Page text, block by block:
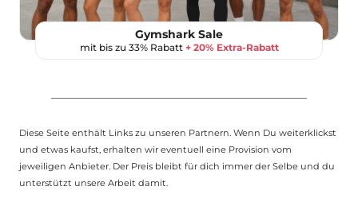
Gymshark Sale
mit bis zu 33% Rabatt + 20% Extra-Rabatt
Diese Seite enthält Links zu unseren Partnern. Wenn Du weiterklickst
und etwas kaufst, erhalten wir eventuell eine Provision vom
jeweiligen Anbieter. Der Preis bleibt für dich immer der Selbe und du
unterstützt unsere Arbeit damit.